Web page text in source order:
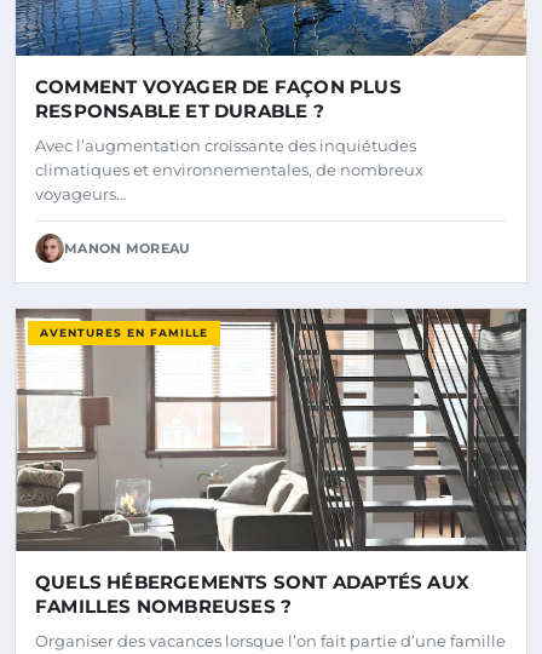
COMMENT VOYAGER DE FAÇON PLUS
RESPONSABLE ET DURABLE ?
Avec l’augmentation croissante des inquiétudes
climatiques et environnementales, de nombreux
voyageurs…
MANON MOREAU
AVENTURES EN FAMILLE
QUELS HÉBERGEMENTS SONT ADAPTÉS AUX
FAMILLES NOMBREUSES ?
Organiser des vacances lorsque l’on fait partie d’une famille